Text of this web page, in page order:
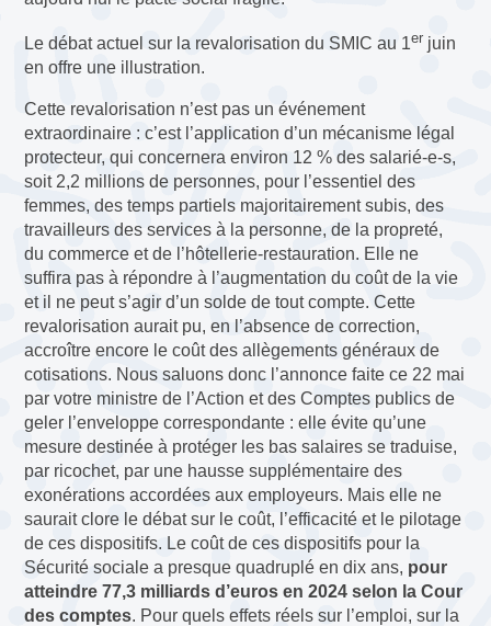
Le débat actuel sur la revalorisation du SMIC au 1er juin
en offre une illustration.
Cette revalorisation n’est pas un événement
extraordinaire : c’est l’application d’un mécanisme légal
protecteur, qui concernera environ 12 % des salarié-e-s,
soit 2,2 millions de personnes, pour l’essentiel des
femmes, des temps partiels majoritairement subis, des
travailleurs des services à la personne, de la propreté,
du commerce et de l’hôtellerie-restauration. Elle ne
suffira pas à répondre à l’augmentation du coût de la vie
et il ne peut s’agir d’un solde de tout compte. Cette
revalorisation aurait pu, en l’absence de correction,
accroître encore le coût des allègements généraux de
cotisations. Nous saluons donc l’annonce faite ce 22 mai
par votre ministre de l’Action et des Comptes publics de
geler l’enveloppe correspondante : elle évite qu’une
mesure destinée à protéger les bas salaires se traduise,
par ricochet, par une hausse supplémentaire des
exonérations accordées aux employeurs. Mais elle ne
saurait clore le débat sur le coût, l’efficacité et le pilotage
de ces dispositifs. Le coût de ces dispositifs pour la
Sécurité sociale a presque quadruplé en dix ans, pour
atteindre 77,3 milliards d’euros en 2024 selon la Cour
des comptes. Pour quels effets réels sur l’emploi, sur la